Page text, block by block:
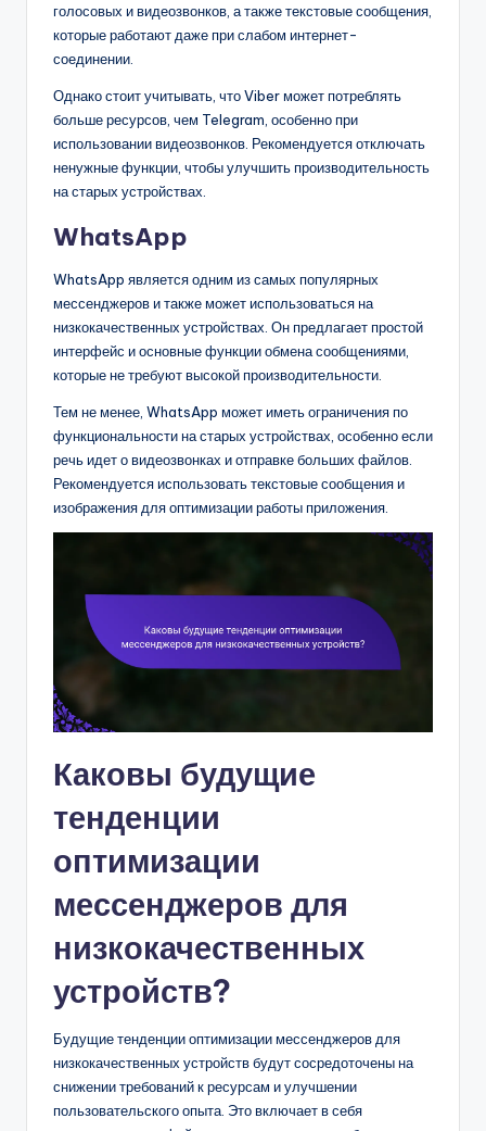
голосовых и видеозвонков, а также текстовые сообщения,
которые работают даже при слабом интернет-
соединении.
Однако стоит учитывать, что Viber может потреблять
больше ресурсов, чем Telegram, особенно при
использовании видеозвонков. Рекомендуется отключать
ненужные функции, чтобы улучшить производительность
на старых устройствах.
WhatsApp
WhatsApp является одним из самых популярных
мессенджеров и также может использоваться на
низкокачественных устройствах. Он предлагает простой
интерфейс и основные функции обмена сообщениями,
которые не требуют высокой производительности.
Тем не менее, WhatsApp может иметь ограничения по
функциональности на старых устройствах, особенно если
речь идет о видеозвонках и отправке больших файлов.
Рекомендуется использовать текстовые сообщения и
изображения для оптимизации работы приложения.
Каковы будущие
тенденции
оптимизации
мессенджеров для
низкокачественных
устройств?
Будущие тенденции оптимизации мессенджеров для
низкокачественных устройств будут сосредоточены на
снижении требований к ресурсам и улучшении
пользовательского опыта. Это включает в себя